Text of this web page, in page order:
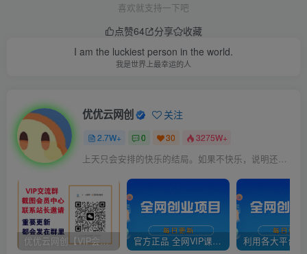
喜欢就支持一下吧
点赞64 分享
收藏
I am the luckiest person in the world.
我是世界上最幸运的人
优优云网创 关注
2.7W+ 0 30 3275W+
上天只会安排的快乐的结局。如果不快乐，说明还不是最后结局
优优云网创【VIP会员专属交流群】 官方正品 全网VIP课程 无损下载~